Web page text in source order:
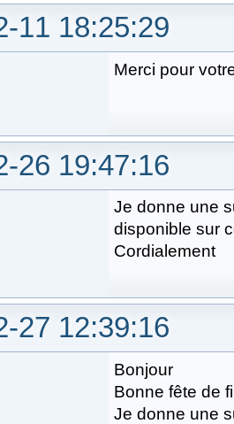
11 18:25:29
Merci pour
26 19:47:16
Je donne une
disponible sur
Cordialement
27 12:39:16
Bonjour
Bonne fête de
Je donne une